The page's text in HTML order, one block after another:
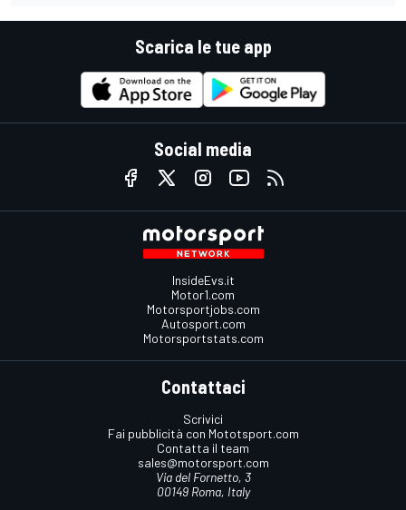
Scarica le tue app
Social media
InsideEvs.it
Motor1.com
Motorsportjobs.com
Autosport.com
Motorsportstats.com
Contattaci
Scrivici
Fai pubblicità con Mototsport.com
Contatta il team
sales@motorsport.com
Via del Fornetto, 3
00149 Roma, Italy